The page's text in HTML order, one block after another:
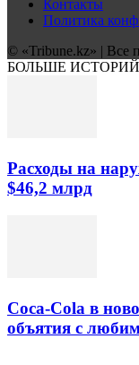
Контакты
Политика
© «Tribune.kz» | Все
БОЛЬШЕ ИСТОРИЙ
Расходы на
$46,2 млрд
Coca-Cola в
объятия с